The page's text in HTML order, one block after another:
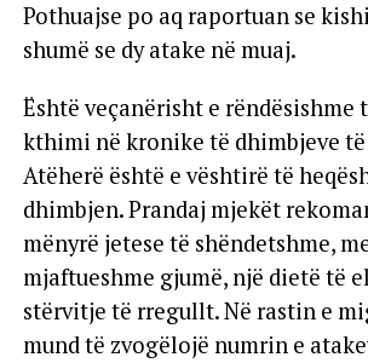
Pothuajse po aq raportuan se
shumë se dy atake në muaj.
Është veçanërisht e rëndësishme
kthimi në kronike të dhimbjeve të
Atëherë është e vështirë të
dhimbjen. Prandaj mjekët
mënyrë jetese të shëndetshme,
mjaftueshme gjumë, një dietë të
stërvitje të rregullt. Në rastin e
mund të zvogëlojë numrin e